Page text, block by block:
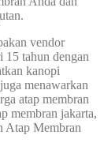
vendor
15 tahun dengan
kanopi
menawarkan
atap membran
membran jakarta,
Atap Membran